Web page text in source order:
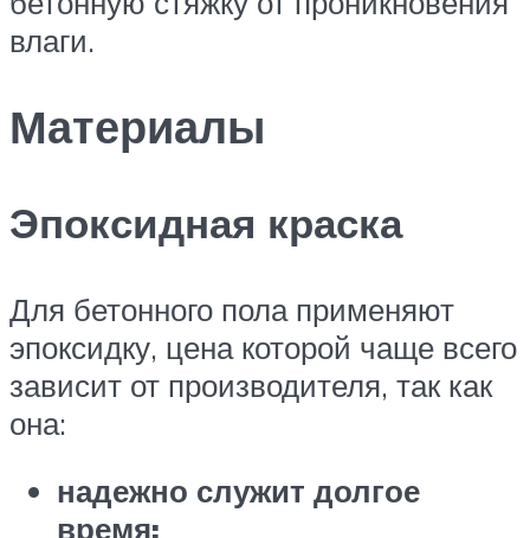
влаги.
Материалы
Эпоксидная краска
Для бетонного пола применяют
эпоксидку, цена которой чаще всего
зависит от производителя, так как
она:
надежно служит долгое
время;